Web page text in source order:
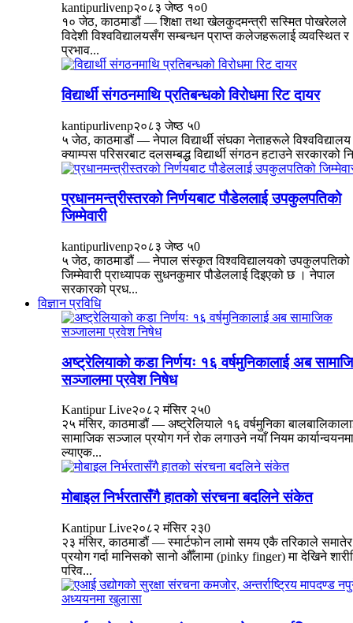
kantipurlivenp२०८३ जेष्ठ १०0
१० जेठ, काठमाडौं — शिक्षा तथा खेलकुदमन्त्री सस्मित पोखरेलले
विदेशी विश्वविद्यालयसँग सम्बन्धन प्राप्त कलेजहरूलाई व्यवस्थित र
प्रभाव...
विद्यार्थी संगठनमाथि प्रतिबन्धको विरोधमा रिट दायर
kantipurlivenp२०८३ जेष्ठ ५0
५ जेठ, काठमाडौं — नेपाल विद्यार्थी संघका नेताहरूले विश्वविद्यालय
क्याम्पस परिसरबाट दलसम्बद्ध विद्यार्थी संगठन हटाउने सरकारको
प्रधानमन्त्रीस्तरको निर्णयबाट पौडेललाई उपकुलपतिको
जिम्मेवारी
kantipurlivenp२०८३ जेष्ठ ५0
५ जेठ, काठमाडौं — नेपाल संस्कृत विश्वविद्यालयको उपकुलपतिको
जिम्मेवारी प्राध्यापक सुधनकुमार पौडेललाई दिइएको छ । नेपाल
सरकारको प्रध...
विज्ञान प्रविधि
अष्ट्रेलियाको कडा निर्णयः १६ वर्षमुनिकालाई अब
सञ्जालमा प्रवेश निषेध
Kantipur Live२०८२ मंसिर २५0
२५ मंसिर, काठमाडौं — अष्ट्रेलियाले १६ वर्षमुनिका
सामाजिक सञ्जाल प्रयोग गर्न रोक लगाउने नयाँ नियम कार्यान्वयनमा
ल्याएक...
मोबाइल निर्भरतासँगै हातको संरचना बदलिने संकेत
Kantipur Live२०८२ मंसिर २३0
२३ मंसिर, काठमाडौं — स्मार्टफोन लामो समय एकै तरिकाले समातेर
प्रयोग गर्दा मानिसको सानो औँलामा (pinky finger) मा देखिने
परिव...